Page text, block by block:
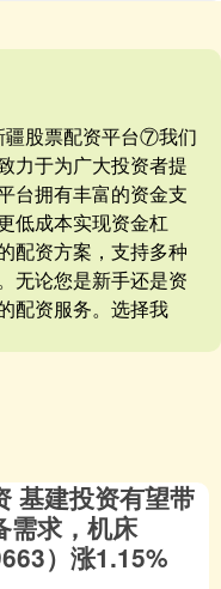
疆股票配资平台⑦我们
力于为广大投资者提
台拥有丰富的资金支
低成本实现资金杠
配资方案，支持多种
无论您是新手还是资
配资服务。选择我
基建投资有望带
需求，机床
）涨1.15%